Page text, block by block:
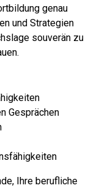
genau
und Strategien
souverän zu
Gesprächen
Ihre berufliche